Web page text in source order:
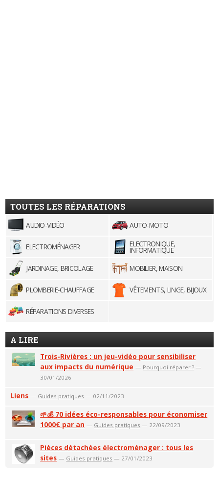
TOUTES LES RÉPARATIONS
AUDIO-VIDÉO AUTO-MOTO
ELECTROMÉNAGER ELECTRONIQUE,
INFORMATIQUE
JARDINAGE, BRICOLAGE
MOBILIER, MAISON
PLOMBERIE-CHAUFFAGE VÊTEMENTS, LINGE, BIJOUX
RÉPARATIONS DIVERSES
A LIRE
Trois-Rivières : un jeu-vidéo pour sensibiliser
aux impacts du numérique — Pourquoi réparer ? —
30/01/2026
Liens — Guides pratiques — 02/11/2023
🌱💰 70 idées éco-responsables pour économiser
1000€ par an — Guides pratiques — 22/09/2023
Pièces détachées électroménager : tous les
sites — Guides pratiques — 27/01/2023